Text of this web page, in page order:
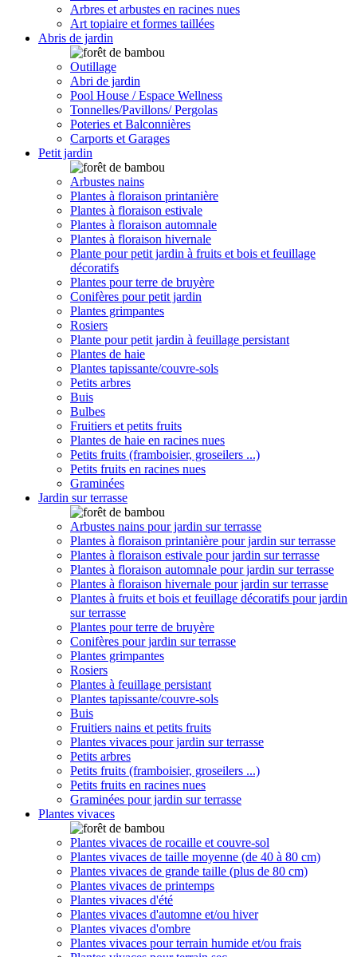
Arbres et arbustes en racines nues
Art topiaire et formes taillées
Abris de jardin
Outillage
Abri de jardin
Pool House / Espace Wellness
Tonnelles/Pavillons/ Pergolas
Poteries et Balconnières
Carports et Garages
Petit jardin
Arbustes nains
Plantes à floraison printanière
Plantes à floraison estivale
Plantes à floraison automnale
Plantes à floraison hivernale
Plante pour petit jardin à fruits et bois et feuillage
décoratifs
Plantes pour terre de bruyère
Conifères pour petit jardin
Plantes grimpantes
Rosiers
Plante pour petit jardin à feuillage persistant
Plantes de haie
Plantes tapissante/couvre-sols
Petits arbres
Buis
Bulbes
Fruitiers et petits fruits
Plantes de haie en racines nues
Petits fruits (framboisier, groseilers ...)
Petits fruits en racines nues
Graminées
Jardin sur terrasse
Arbustes nains pour jardin sur terrasse
Plantes à floraison printanière pour jardin sur terrasse
Plantes à floraison estivale pour jardin sur terrasse
Plantes à floraison automnale pour jardin sur terrasse
Plantes à floraison hivernale pour jardin sur terrasse
Plantes à fruits et bois et feuillage décoratifs pour jardin
sur terrasse
Plantes pour terre de bruyère
Conifères pour jardin sur terrasse
Plantes grimpantes
Rosiers
Plantes à feuillage persistant
Plantes tapissante/couvre-sols
Buis
Fruitiers nains et petits fruits
Plantes vivaces pour jardin sur terrasse
Petits arbres
Petits fruits (framboisier, groseilers ...)
Petits fruits en racines nues
Graminées pour jardin sur terrasse
Plantes vivaces
Plantes vivaces de rocaille et couvre-sol
Plantes vivaces de taille moyenne (de 40 à 80 cm)
Plantes vivaces de grande taille (plus de 80 cm)
Plantes vivaces de printemps
Plantes vivaces d'été
Plantes vivaces d'automne et/ou hiver
Plantes vivaces d'ombre
Plantes vivaces pour terrain humide et/ou frais